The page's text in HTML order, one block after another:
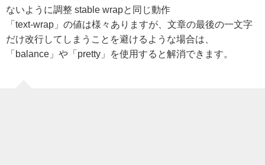
ないように調整 stable wrapと同じ動作
「text-wrap」の値は様々ありますが、文章の最後の一文字
だけ改行してしまうことを避けるような場合は、
「balance」や「pretty」を使用すると解消できます。